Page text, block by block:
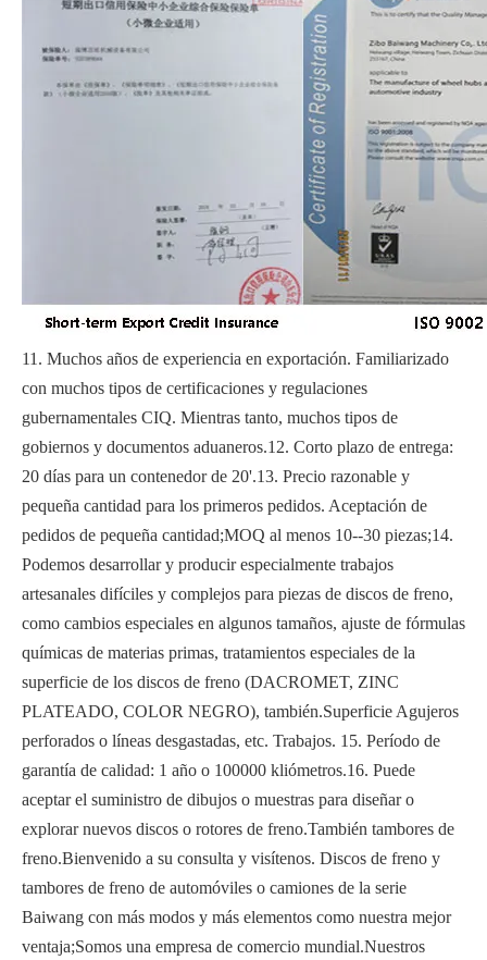
11. Muchos años de experiencia en exportación. Familiarizado
con muchos tipos de certificaciones y regulaciones
gubernamentales CIQ. Mientras tanto, muchos tipos de
gobiernos y documentos aduaneros.12. Corto plazo de entrega:
20 días para un contenedor de 20'.13. Precio razonable y
pequeña cantidad para los primeros pedidos. Aceptación de
pedidos de pequeña cantidad;MOQ al menos 10--30 piezas;14.
Podemos desarrollar y producir especialmente trabajos
artesanales difíciles y complejos para piezas de discos de freno,
como cambios especiales en algunos tamaños, ajuste de fórmulas
químicas de materias primas, tratamientos especiales de la
superficie de los discos de freno (DACROMET, ZINC
PLATEADO, COLOR NEGRO), también.Superficie Agujeros
perforados o líneas desgastadas, etc. Trabajos. 15. Período de
garantía de calidad: 1 año o 100000 kliómetros.16. Puede
aceptar el suministro de dibujos o muestras para diseñar o
explorar nuevos discos o rotores de freno.También tambores de
freno.Bienvenido a su consulta y visítenos. Discos de freno y
tambores de freno de automóviles o camiones de la serie
Baiwang con más modos y más elementos como nuestra mejor
ventaja;Somos una empresa de comercio mundial.Nuestros